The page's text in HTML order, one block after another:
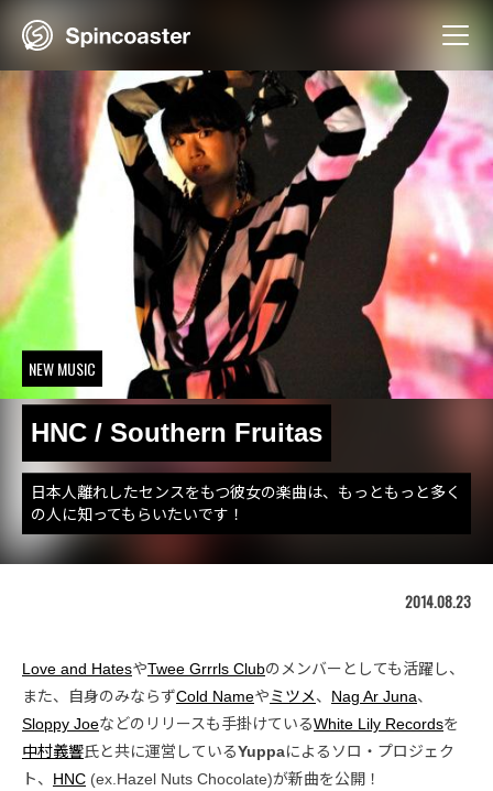
NEW MUSIC
HNC / Southern Fruitas
日本人離れしたセンスをもつ彼女の楽曲は、もっともっと多く
の人に知ってもらいたいです！
2014.08.23
Love and HatesやTwee Grrrls Clubのメンバーとしても活躍し、
また、自身のみならずCold Nameやミツメ、 Nag Ar Juna、
Sloppy Joeなどのリリースも手掛けているWhite Lily Recordsを
中村義響氏と共に運営しているYuppaによるソロ・プロジェク
ト、 HNC (ex.Hazel Nuts Chocolate)が新曲を公開！